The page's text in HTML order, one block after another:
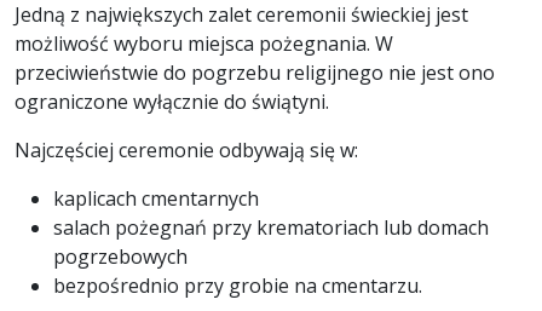
Jedną z największych zalet ceremonii świeckiej jest
możliwość wyboru miejsca pożegnania. W
przeciwieństwie do pogrzebu religijnego nie jest ono
ograniczone wyłącznie do świątyni.
Najczęściej ceremonie odbywają się w:
kaplicach cmentarnych
salach pożegnań przy krematoriach lub domach
pogrzebowych
bezpośrednio przy grobie na cmentarzu.